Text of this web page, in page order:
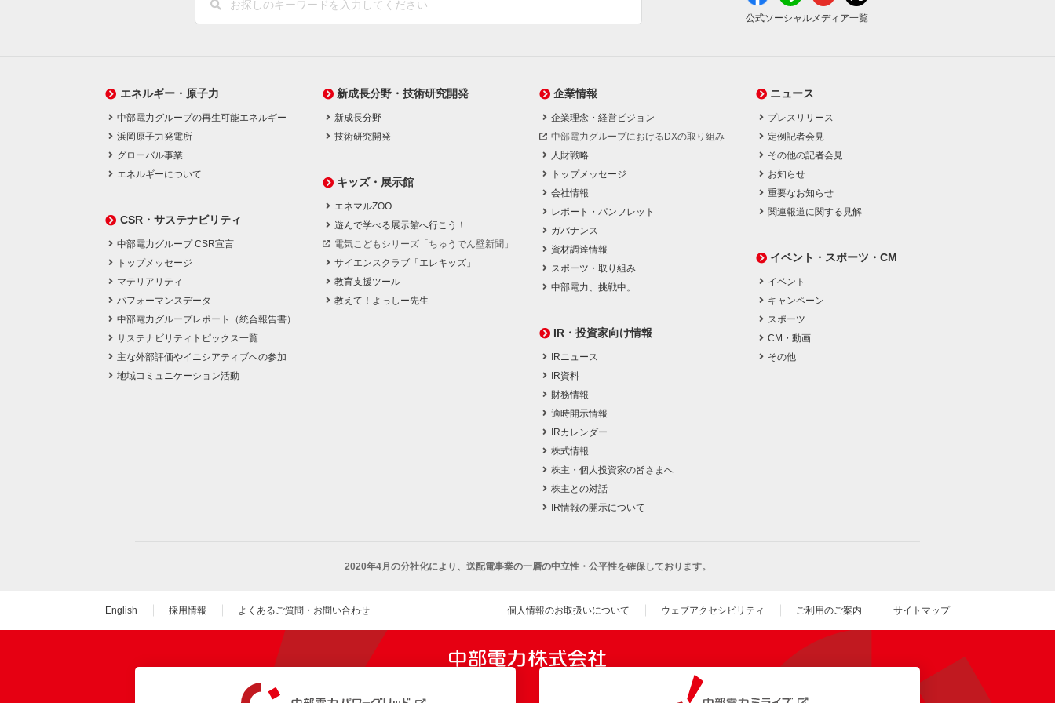
公式ソーシャルメディア一覧
エネルギー・原子力
中部電力グループの再生可能エネルギー
浜岡原子力発電所
グローバル事業
エネルギーについて
CSR・サステナビリティ
中部電力グループ CSR宣言
トップメッセージ
マテリアリティ
パフォーマンスデータ
中部電力グループレポート（統合報告書）
サステナビリティトピックス一覧
主な外部評価やイニシアティブへの参加
地域コミュニケーション活動
新成長分野・技術研究開発
新成長分野
技術研究開発
キッズ・展示館
エネマルZOO
遊んで学べる展示館へ行こう！
電気こどもシリーズ「ちゅうでん壁新聞」
サイエンスクラブ「エレキッズ」
教育支援ツール
教えて！よっしー先生
企業情報
企業理念・経営ビジョン
中部電力グループにおけるDXの取り組み
人財戦略
トップメッセージ
会社情報
レポート・パンフレット
ガバナンス
資材調達情報
スポーツ・取り組み
中部電力、挑戦中。
IR・投資家向け情報
IRニュース
IR資料
財務情報
適時開示情報
IRカレンダー
株式情報
株主・個人投資家の皆さまへ
株主との対話
IR情報の開示について
ニュース
プレスリリース
定例記者会見
その他の記者会見
お知らせ
重要なお知らせ
関連報道に関する見解
イベント・スポーツ・CM
イベント
キャンペーン
スポーツ
CM・動画
その他
2020年4月の分社化により、 送配電事業の一層の中立性・公平性を確保しております。
English 採用情報 よくあるご質問・お問い合わせ 個人情報のお取扱いについて ウェブアクセシビリティ ご利用のご案内 サイトマップ